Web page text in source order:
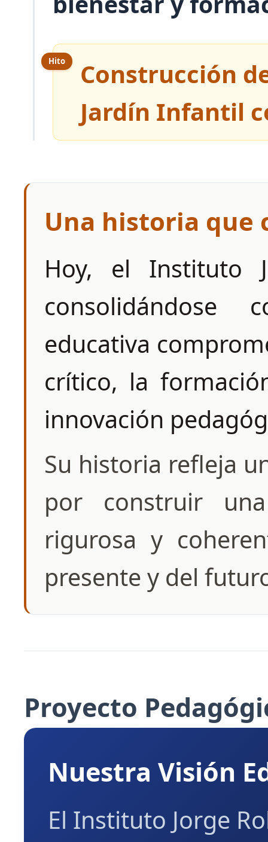
Hito
Construcción
Jardín Infantil
Una historia que
Hoy, el Instituto
consolidándose
educativa
crítico, la
innovación
Su historia refleja
por construir
rigurosa y
presente y del
Proyecto
Nuestra Visión
El Instituto Jorge